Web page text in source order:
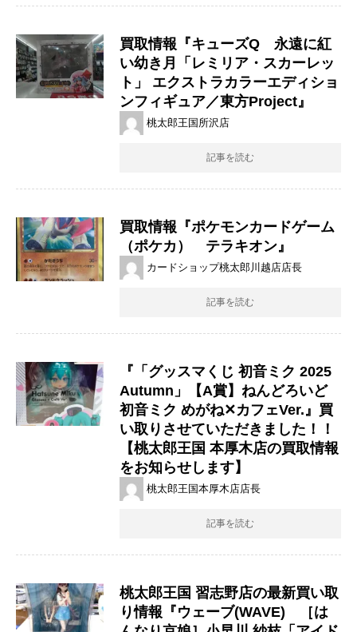
買取情報『キューズQ 永遠に紅
い幼き月「レミリア・スカーレッ
ト」 エクストラカラーエディショ
ンフィギュア／東方Project』
桃太郎王国所沢店
記事を読む
買取情報『ポケモンカードゲーム
（ポケカ） テラキオン』
カードショップ桃太郎川越店店長
記事を読む
『「グッスマくじ 初音ミク 2025
Autumn」【A賞】ねんどろいど
初音ミク めがね✕カフェVer.』買
い取りさせていただきました！！
【桃太郎王国 本厚木店の買取情報
をお知らせします】
桃太郎王国本厚木店店長
記事を読む
桃太郎王国 習志野店の最新買い取
り情報『ウェーブ(WAVE) ［は